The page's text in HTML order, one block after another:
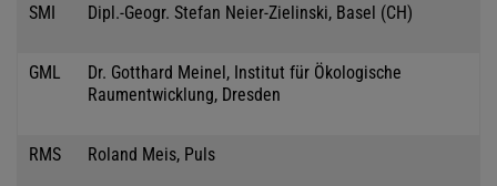
SMI Dipl.-Geogr. Stefan Neier-Zielinski, Basel (CH)
GML
Dr. Gotthard Meinel, Institut für Ökologische
Raumentwicklung, Dresden
RMS Roland Meis, Puls